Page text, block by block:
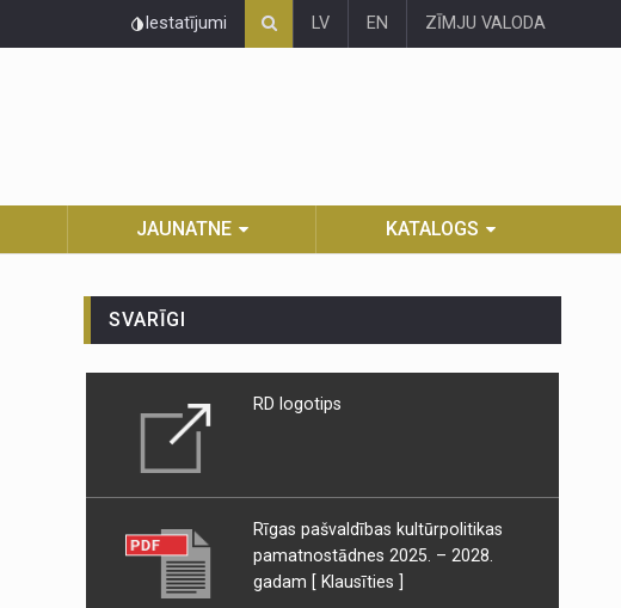
Iestatījumi LV EN ZĪMJU VALODA
JAUNATNE KATALOGS
SVARĪGI
RD logotips
Rīgas pašvaldības kultūrpolitikas
pamatnostādnes 2025. – 2028.
gadam [ Klausīties ]